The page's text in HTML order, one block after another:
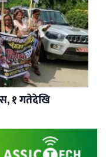
१ गतेदेखि